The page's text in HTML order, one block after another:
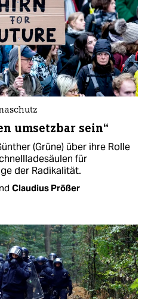
umsetzbar sein“
(Grüne) über ihre Rolle
für
der Radikalität.
Claudius Prößer